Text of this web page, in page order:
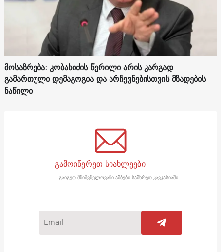
მოსაზრება: კობახიძის წერილი არის კარგად
გამართული დემაგოგია და არჩევნებისთვის მზადების
ნაწილი
გამოიწერეთ სიახლეები
გაიგეთ მნიშვნელოვანი ამბები სამხრეთ კავკასიაში